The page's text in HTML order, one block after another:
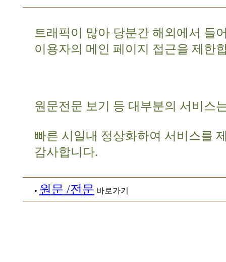
트래픽이 많아 당분간 해외에서 들
이용자의 메인 페이지 접근을 제한
원문전문 보기 등 대부분의 서비스
빠른 시일내 정상화하여 서비스를
감사합니다.
• 원문 /전문 바로가기